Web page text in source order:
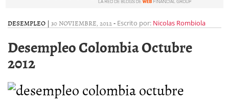
DESEMPLEO | 30 NOVIEMBRE, 2012- Escrito por: Nicolas Rombiola
Desempleo Colombia Octubre
2012